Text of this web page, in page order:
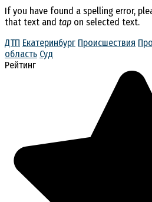
If you have found a spelling error,
that text and tap on selected text.
ДТП Екатеринбург Происшествия
область Суд
Рейтинг